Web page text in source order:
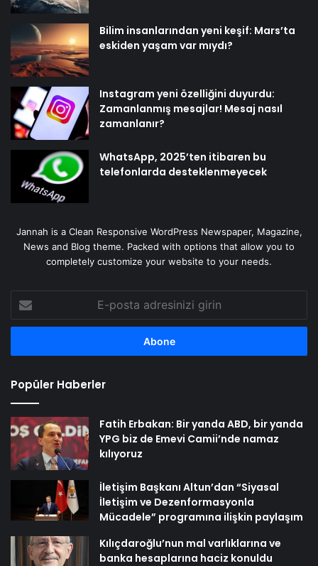
Bilim insanlarından yeni keşif: Mars’ta
eskiden yaşam var mıydı?
Instagram yeni özelliğini duyurdu:
Zamanlanmış mesajlar! Mesaj nasıl
zamanlanır?
WhatsApp, 2025’ten itibaren bu
telefonlarda desteklenmeyecek
Jannah is a Clean Responsive WordPress Newspaper, Magazine,
News and Blog theme. Packed with options that allow you to
completely customize your website to your needs.
posta
adresinizi
Popüler Haberler
Fatih Erbakan: Bir yanda ABD, bir yanda
YPG biz de Emevi Camii’nde namaz
kılıyoruz
İletişim Başkanı Altun’dan “Siyasal
İletişim ve Dezenformasyonla
Mücadele” programına ilişkin paylaşım
Kılıçdaroğlu’nun mal varlıklarına ve
banka hesaplarına haciz konuldu